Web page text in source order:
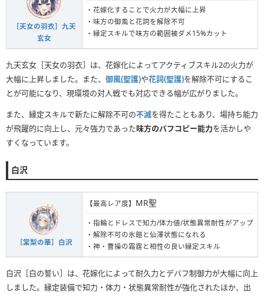
［天女の羽衣］九天
玄女
・花嫁化することで火力が大幅に上昇
・味方の御風と花詞を解除不可
・縁定スキルで味方の範囲被ダメ15%カット
九天玄女［天女の羽衣］は、花嫁化によってアクティブスキル2の火力が
大幅に上昇しました。また、 御風(聖護)や花詞(聖護)を解除不可にするこ
とが可能になり、現環境の対人戦でも対応できる幅が広がりました。
また、縁定スキルで新たに解除不可の不滅を得たこともあり、場持ち能力
が飛躍的に向上し、元々強力であった味方のバフコピー能力を活かしや
すくなっています。
白沢
［棠梨の華］白沢
【最高レア度】 MR聖
・指輪とドレスで知力/体力値/状態異常耐性がアップ
・解除不可の氷鎧と仙澤状態になれる
・神・曹操の霜霆と相性の良い縁定スキル
白沢［白の誓い］は、花嫁化によって耐久力とデバフ制御力が大幅に向上
しました。縁定装備で知力・体力・状態異常耐性が強化されたほか、出